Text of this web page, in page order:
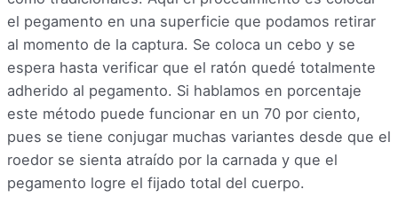
el pegamento en una superficie que podamos retirar
al momento de la captura. Se coloca un cebo y se
espera hasta verificar que el ratón quedé totalmente
adherido al pegamento. Si hablamos en porcentaje
este método puede funcionar en un 70 por ciento,
pues se tiene conjugar muchas variantes desde que el
roedor se sienta atraído por la carnada y que el
pegamento logre el fijado total del cuerpo.